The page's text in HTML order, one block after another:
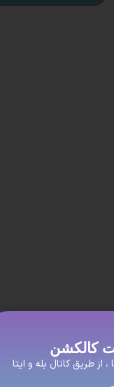
کالکشن
طریق کانال بله و ایتا